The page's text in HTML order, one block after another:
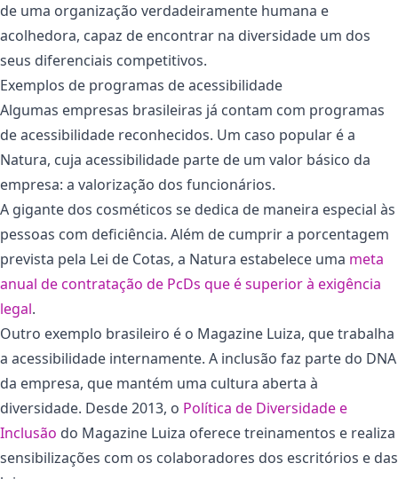
de uma organização verdadeiramente humana e
acolhedora, capaz de encontrar na diversidade um dos
seus diferenciais competitivos.
Exemplos de programas de acessibilidade
Algumas empresas brasileiras já contam com programas
de acessibilidade reconhecidos. Um caso popular é a
Natura, cuja acessibilidade parte de um valor básico da
empresa: a valorização dos funcionários.
A gigante dos cosméticos se dedica de maneira especial às
pessoas com deficiência. Além de cumprir a porcentagem
prevista pela Lei de Cotas, a Natura estabelece uma meta
anual de contratação de PcDs que é superior à exigência
legal.
Outro exemplo brasileiro é o Magazine Luiza, que trabalha
a acessibilidade internamente. A inclusão faz parte do DNA
da empresa, que mantém uma cultura aberta à
diversidade. Desde 2013, o Política de Diversidade e
Inclusão do Magazine Luiza oferece treinamentos e realiza
sensibilizações com os colaboradores dos escritórios e das